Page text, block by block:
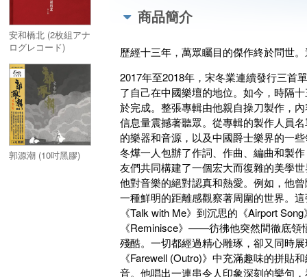
安和橋北 (2枚組アナ
ログレコード)
郭源潮 (10吋黑膠)
商品簡介
歷經十三年，萬眾矚目的傑作終於問世
2017年至2018年，宋冬業連續發行三首
了自己在中國樂壇的地位。如今，時隔
於完成。整張專輯由他親自操刀製作，
信息量震撼著聽眾。從專輯的製作人員
的樂器和音源，以及中國爵士樂界的一
冬燁一人包辦了作詞、作曲、編曲和製
友們共同構建了一個宏大而復雜的美學
他對音樂的絕對認真和熱愛。例如，他
一種鮮明的距離感觀察著周圍的世界。
《Talk with Me》到沉思的《Airport
《Reminisce》——彷彿他突然間徹底領
殘酷。一切都經過精心雕琢，卻又同時
《Farewell (Outro)》中充滿趣味的拼貼
音。他唱出一連串令人印象深刻的樂句